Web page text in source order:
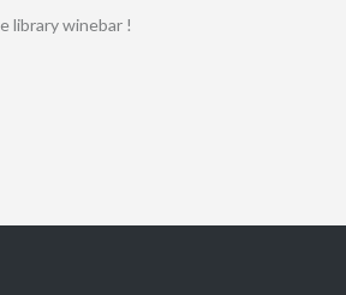
library winebar !